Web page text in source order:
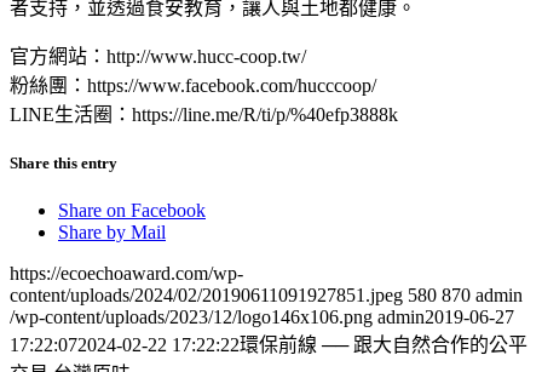
者支持，並透過食安教育，讓人與土地都健康。
官方網站：http://www.hucc-coop.tw/
粉絲團：https://www.facebook.com/hucccoop/
LINE生活圈：https://line.me/R/ti/p/%40efp3888k
Share this entry
Share on Facebook
Share by Mail
https://ecoechoaward.com/wp-
content/uploads/2024/02/20190611091927851.jpeg 580 870 admin
/wp-content/uploads/2023/12/logo146x106.png admin2019-06-27
17:22:072024-02-22 17:22:22環保前線 ── 跟大自然合作的公平